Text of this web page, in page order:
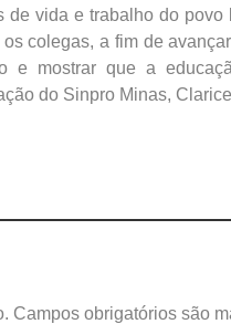
vida e trabalho do
colegas, a fim de
e mostrar que a
do Sinpro Minas,
Campos obrigatórios são